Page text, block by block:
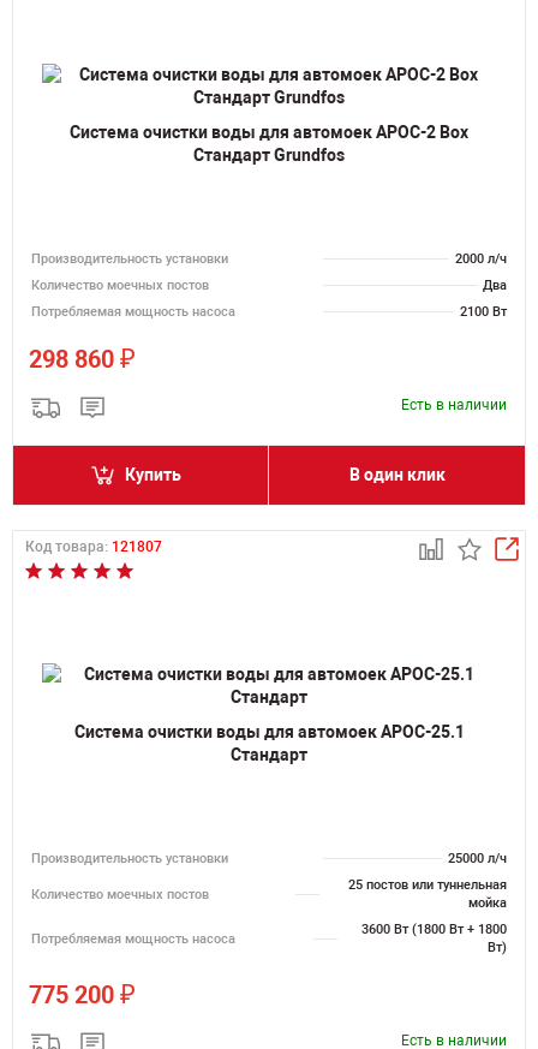
Система очистки воды для автомоек АРОС-2 Box
Стандарт Grundfos
Производительность установки
2000 л/ч
Количество моечных постов
Два
Потребляемая мощность насоса
2100 Вт
298 860 ₽
Есть в наличии
Купить В один клик
Код товара: 121807
Система очистки воды для автомоек АРОС-25.1
Стандарт
Производительность установки 25000 л/ч
Количество моечных постов
25 постов или туннельная
мойка
Потребляемая мощность насоса
3600 Вт (1800 Вт + 1800
Вт)
775 200 ₽
Есть в наличии